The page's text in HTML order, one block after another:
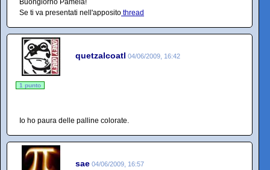
Buongiorno Pamela!
Se ti va presentati nell'apposito thread
quetzalcoatl 04/06/2009, 16:42
1 punto
Io ho paura delle palline colorate.
sae 04/06/2009, 16:57